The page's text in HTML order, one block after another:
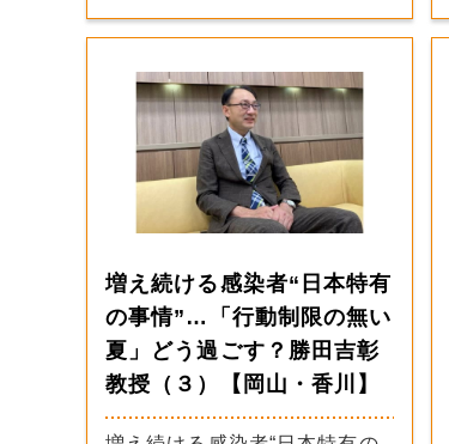
増え続ける感染者“日本特有
の事情”…「行動制限の無い
夏」どう過ごす？勝田吉彰
教授（３）【岡山・香川】